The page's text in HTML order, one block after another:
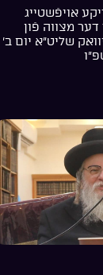
אויפֿשטייג
דער מצווה פֿון
שליט”א יום ב’